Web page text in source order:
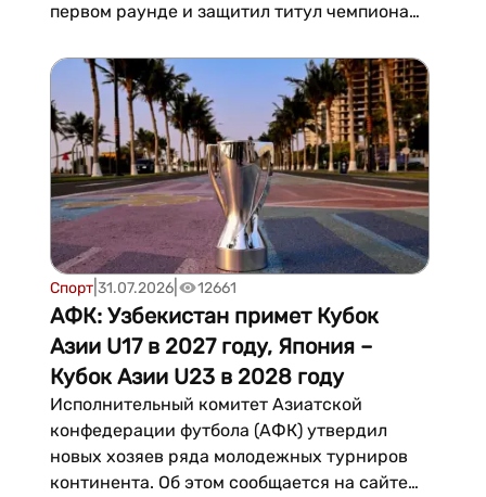
первом раунде и защитил титул чемпиона
весе. Поединок прошел в Нью-Йорке.Как
сообщает championat.com, 28-летний
россиянин во второй раз подряд защитил
чемпионский пояс организ...
Спорт| 31.07.2026| 12661
АФК: Узбекистан примет Кубок
Азии U17 в 2027 году, Япония –
Кубок Азии U23 в 2028 году
Исполнительный комитет Азиатской
конфедерации футбола (АФК) утвердил
новых хозяев ряда молодежных турниров
континента. Об этом сообщается на сайте